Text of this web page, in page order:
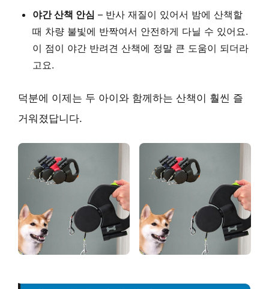
야간 산책 안심 – 반사 재질이 있어서 밤에 산책할
때 차량 불빛에 반짝여서 안전하게 다닐 수 있어요.
이 점이 야간 반려견 산책에 정말 큰 도움이 되더라
고요.
덕분에 이제는 두 아이와 함께하는 산책이 훨씬 즐
거워졌답니다.